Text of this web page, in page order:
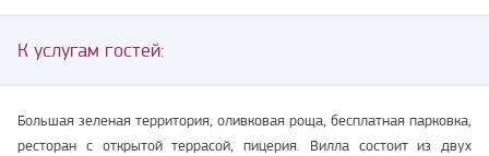
К услугам гостей:
Большая зеленая территория, оливковая роща, бесплатная парковка,
ресторан с открытой террасой, пицерия. Вилла состоит из двух